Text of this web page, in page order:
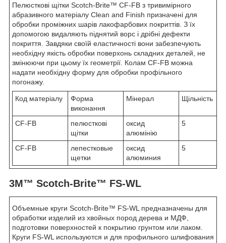
Пелюсткові щітки Scotch-Brite™ CF-FB з тривимірного
абразивного матеріалу Clean and Finish призначені для
обробки проміжних шарів лакофарбових покриттів. З їх
допомогою видаляють піднятий ворс і дрібні дефекти
покриття. Завдяки своїй еластичності вони забезпечують
необхідну якість обробки поверхонь складних деталей, не
змінюючи при цьому їх геометрії. Колам CF-FB можна
надати необхідну форму для обробки профільного
погонажу.
Код матеріалу
Форма
виконання
Мінерал Щільність
CF-FB
пелюсткові
щітки
оксид
алюмінію
5
CF-FB
лепестковые
щетки
оксид
алюминия
5
3M™ Scotch-Brite™ FS-WL
Объемные круги Scotch-Brite™ FS-WL предназначены для
обработки изделий из хвойных пород дерева и МДФ,
подготовки поверхностей к покрытию грунтом или лаком.
Круги FS-WL используются и для профильного шлифования